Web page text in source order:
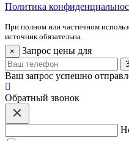
Политика
При полном или частичном
источник обязательна.
× Запрос цены для
Ваш запрос успешно
Обратный звонок